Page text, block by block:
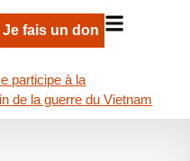
Je fais un don
participe à la
de la guerre du Vietnam